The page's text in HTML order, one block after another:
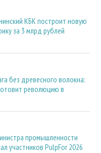
КБК построит новую
за 3 млрд рублей
без древесного волокна:
революцию в
промышленности
участников PulpFor 2026